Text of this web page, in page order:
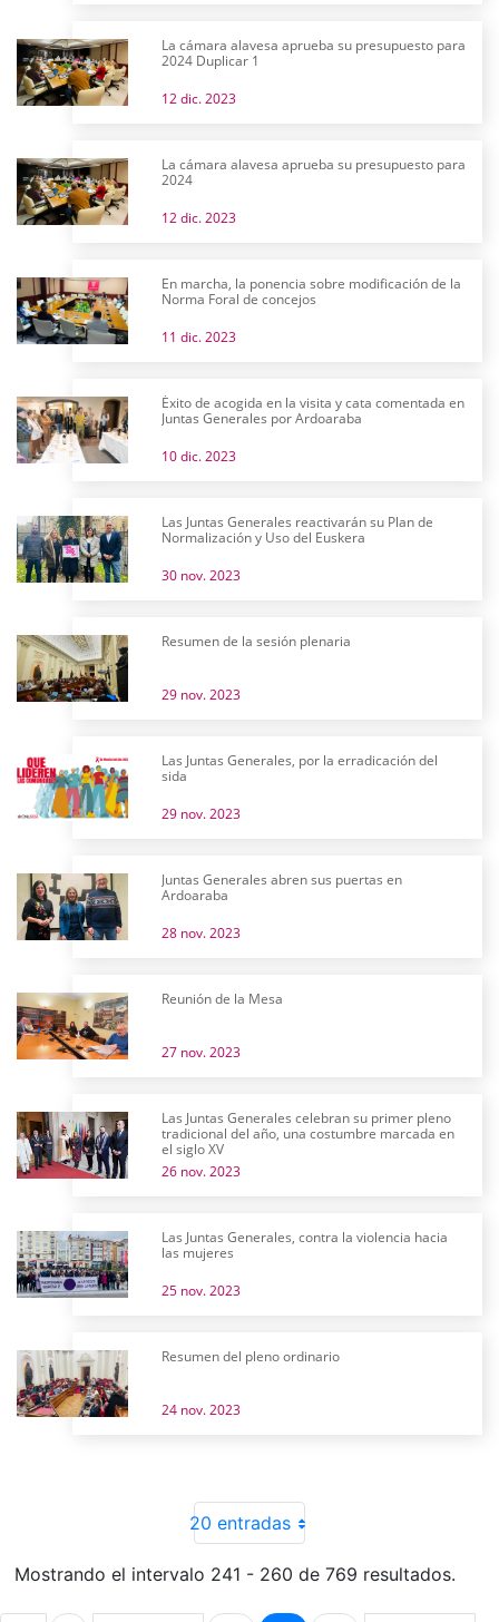
La cámara alavesa aprueba su presupuesto para
2024 Duplicar 1
12 dic. 2023
La cámara alavesa aprueba su presupuesto para
2024
12 dic. 2023
En marcha, la ponencia sobre modificación de la
Norma Foral de concejos
11 dic. 2023
Éxito de acogida en la visita y cata comentada en
Juntas Generales por Ardoaraba
10 dic. 2023
Las Juntas Generales reactivarán su Plan de
Normalización y Uso del Euskera
30 nov. 2023
Resumen de la sesión plenaria
29 nov. 2023
Las Juntas Generales, por la erradicación del
sida
29 nov. 2023
Juntas Generales abren sus puertas en
Ardoaraba
28 nov. 2023
Reunión de la Mesa
27 nov. 2023
Las Juntas Generales celebran su primer pleno
tradicional del año, una costumbre marcada en
el siglo XV
26 nov. 2023
Las Juntas Generales, contra la violencia hacia
las mujeres
25 nov. 2023
Resumen del pleno ordinario
24 nov. 2023
20 entradas
Mostrando el intervalo 241 - 260 de 769 resultados.